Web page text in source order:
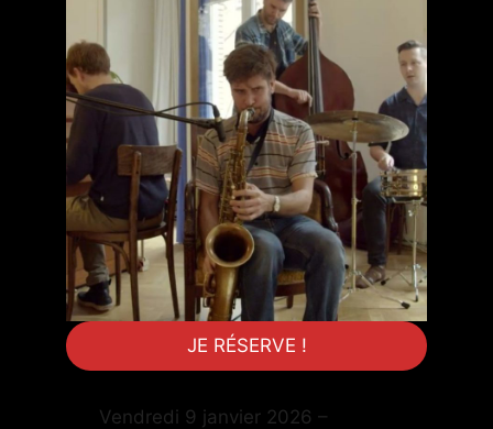
JE RÉSERVE !
Vendredi 9 janvier 2026 –